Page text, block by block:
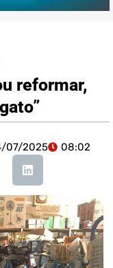
reformar,
07/2025 08:02